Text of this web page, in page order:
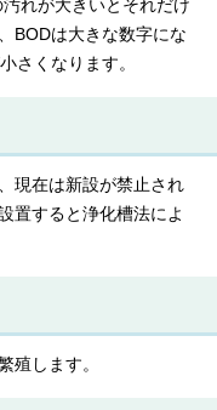
れが大きいとそれだけ
BODは大きな数字にな
さくなります。
現在は新設が禁止され
置すると浄化槽法によ
殖します。